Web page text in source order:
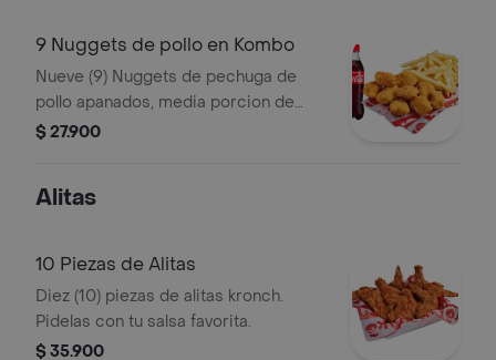
9 Nuggets de pollo en Kombo
Nueve (9) Nuggets de pechuga de
pollo apanados, media porcion de
papa a la francesa, una (1) Coca Cola
$ 27.900
Alitas
10 Piezas de Alitas
Diez (10) piezas de alitas kronch.
Pidelas con tu salsa favorita.
$ 35.900